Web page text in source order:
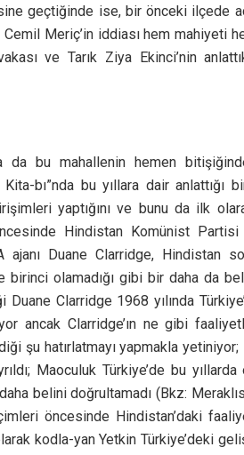
geçtiğinde ise, bir önceki ilçede
Cemil Meriç’in iddiası hem mahiyeti
ve Tarık Ziya Ekinci’nin
bu mahallenin hemen
Kita-bı”nda bu yıllara dair
yaptığını ve bunu da ilk
Hindistan Komünist
Duane Clarridge, Hindistan
olamadığı gibi bir daha da
Clarridge 1968 yılında
ancak Clarridge’ın ne gibi
şu hatırlatmayı yapmakla yetiniyor;
Maoculuk Türkiye’de bu yıllarda
belini doğrultamadı (Bkz:
öncesinde Hindistan’daki
kodla-yan Yetkin Türkiye’deki